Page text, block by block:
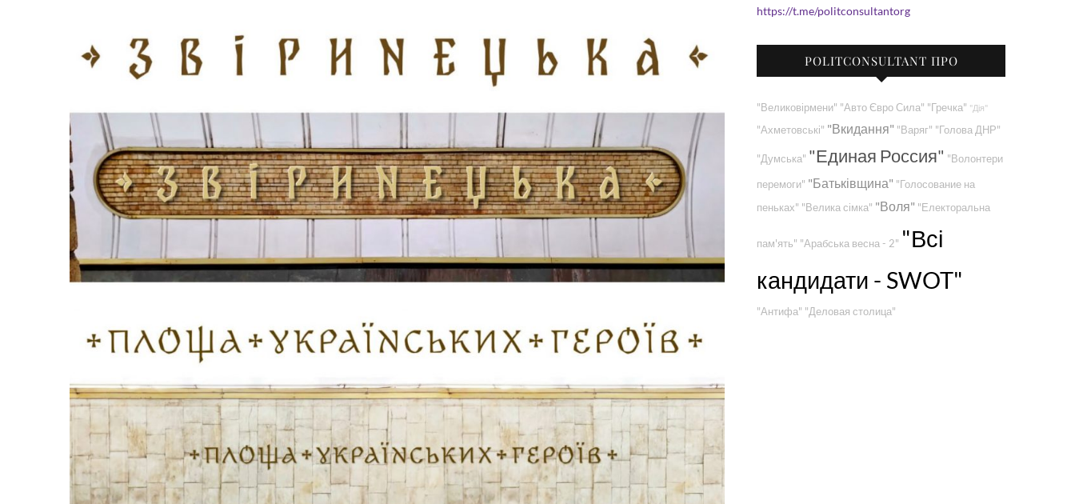
https://t.me/politconsultantorg
POLITCONSULTANT ПРО
"Великовірмени" "Авто Євро Сила" "Гречка" "Дія"
"Ахметовські" "Вкидання" "Варяг" "Голова ДНР"
"Думська" "Единая Россия" "Волонтери
перемоги" "Батьківщина" "Голосование на
пеньках" "Велика сімка" "Воля" "Електоральна
пам'ять" "Арабська весна - 2" "Всі
кандидати - SWOT"
"Антифа" "Деловая столица"